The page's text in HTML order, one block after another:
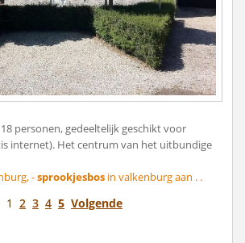
personen, gedeeltelijk geschikt voor
internet). Het centrum van het uitbundige
-sprookjesbos in valkenburg aan . .
1 2 3 4 5 Volgende